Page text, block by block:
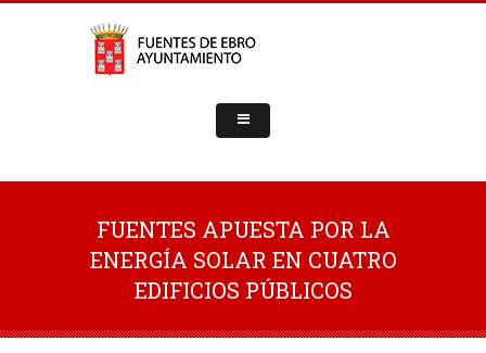
FUENTES APUESTA POR LA
ENERGÍA SOLAR EN CUATRO
EDIFICIOS PÚBLICOS